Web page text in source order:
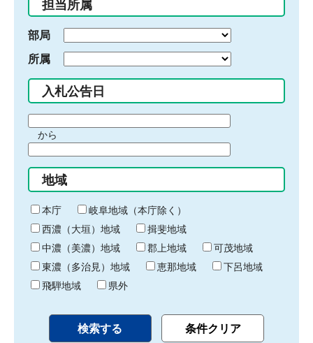
力
担当所属
部局
所属
入札公告日
間
始
り
から
間
終
わ
り
地域
本庁
岐阜地域（本庁除く）
西濃（大垣）地域
揖斐地域
中濃（美濃）地域
郡上地域
可茂地域
東濃（多治見）地域
恵那地域
下呂地域
飛騨地域
県外